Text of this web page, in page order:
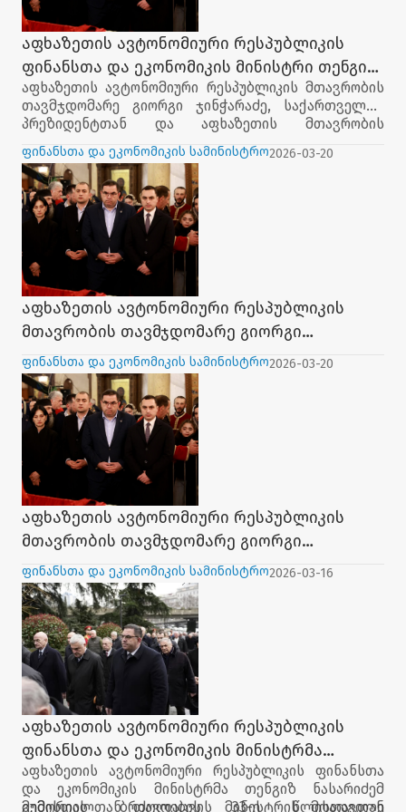
ტენდენციებისა და ინოვაციების გასაცნობად,
გამოცდილების გასაზიარებლად და საერთაშორისო
პარტნიორებთან წარმატებული თანამშრომლობის
დასაწყებად.
აფხაზეთის ავტონომიური რესპუბლიკის
ფინანსთა და ეკონომიკის მინისტრი თენგიზ
ნასარიძე სრულიად საქართველოს
კათოლიკოს-პატრიარქის, ილია II-ის
პანაშვიდს დაესწრო.
აფხაზეთის ავტონომიური რესპუბლიკის მთავრობის
თავმჯდომარე გიორგი ჯინჭარაძე, საქართველოს
პრეზიდენტთან და აფხაზეთის მთავრობის
წევრებთან ერთად, სრულიად საქართველოს
კათოლიკოს-პატრიარქის, ილია II-ის პანაშვიდს
დაესწრო.
ფინანსთა და ეკონომიკის სამინისტრო2026-03-20
აფხაზეთის ავტონომიური რესპუბლიკის
მთავრობის თავმჯდომარე გიორგი
ჯინჭარაძე, საქართველოს პრეზიდენტთან
და აფხაზეთის მთავრობის წევრებთან
ერთად, სრულიად საქართველოს
კათოლიკოს-პატრიარქის, ილია II-ის
პანაშვიდს დაესწრო.
ფინანსთა და ეკონომიკის სამინისტრო2026-03-20
აფხაზეთის ავტონომიური რესპუბლიკის
მთავრობის თავმჯდომარე გიორგი
ჯინჭარაძე, საქართველოს პრეზიდენტთან
და აფხაზეთის მთავრობის წევრებთან
ერთად, სრულიად საქართველოს
კათოლიკოს-პატრიარქის, ილია II-ის
პანაშვიდს დაესწრო
ფინანსთა და ეკონომიკის სამინისტრო2026-03-16
აფხაზეთის ავტონომიური რესპუბლიკის
ფინანსთა და ეკონომიკის მინისტრმა
თენგიზ ნასარიძემ გუმისთის ბრძოლების 33-
ე წლისთავთან დაკავშირებით,
აფხაზეთის ავტონომიური რესპუბლიკის ფინანსთა
და ეკონომიკის მინისტრმა თენგიზ ნასარიძემ
გუმისთის ბრძოლების 33-ე წლისთავთან
მემორიალთან თავდაცვის მინისტრის მოადგილე